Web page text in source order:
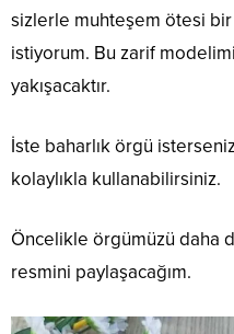
sizlerle muhteşem ötesi
istiyorum. Bu zarif
yakışacaktır.
İste baharlık örgü
kolaylıkla kullanabilirsiniz.
Öncelikle örgümüzü daha
resmini paylaşacağım.